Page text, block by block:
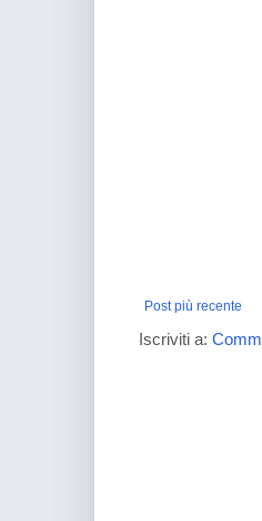
Post più recente
Iscriviti a: